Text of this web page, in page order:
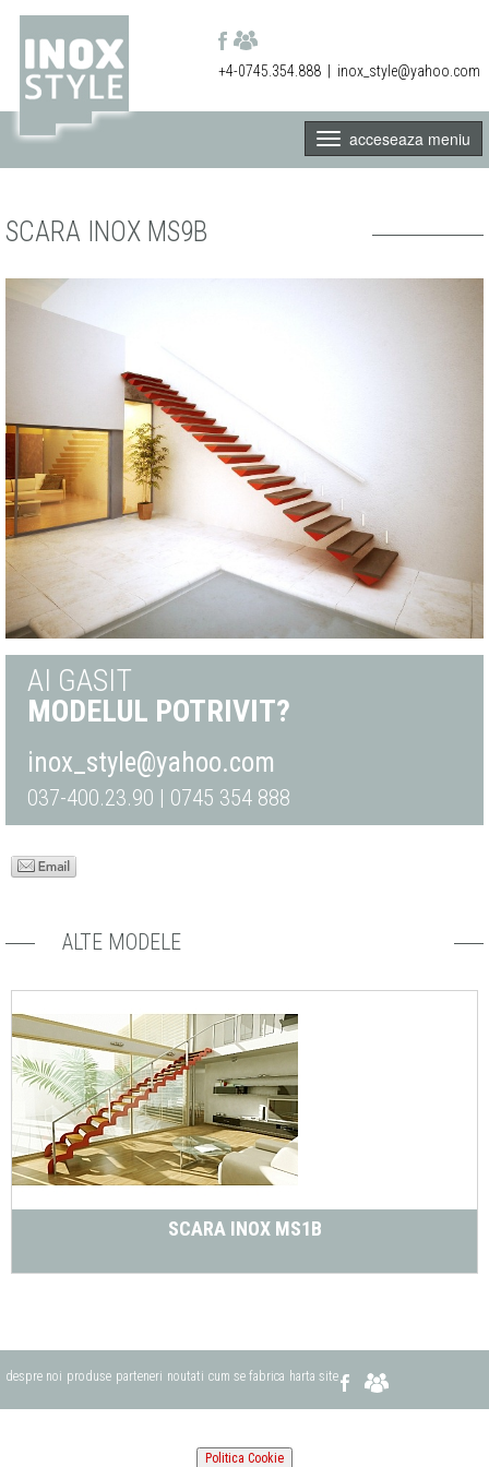
+4-0745.354.888 inox_style@yahoo.com
acceseaza meniu
SCARA INOX MS9B
AI GASIT
MODELUL POTRIVIT?
inox_style@yahoo.com
037-400.23.90 | 0745 354 888
ALTE MODELE
SCARA INOX MS1B
despre noi produse parteneri noutati cum se fabrica harta site